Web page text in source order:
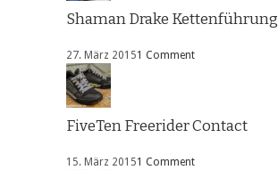
Shaman Drake Kettenführung
27. März 20151 Comment
FiveTen Freerider Contact
15. März 20151 Comment